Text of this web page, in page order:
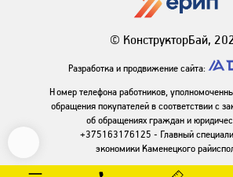
© КонструкторБай,
Разработка и продвижение сайта:
Номер телефона работников,
обращения покупателей в соответствии с
об обращениях граждан и
+375163176125 - Главный
экономики Каменецкого